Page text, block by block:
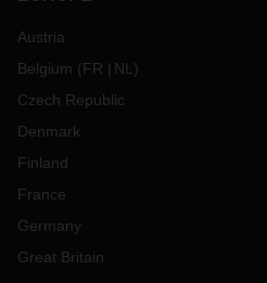
Austria
Belgium (FR NL )
Czech Republic
Denmark
Finland
France
Germany
Great Britain